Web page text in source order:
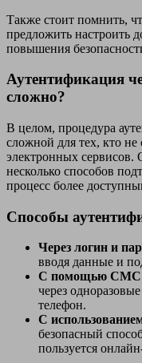
Также стоит помнить,
предложить настроить
повышения
Аутентификация
сложно?
В целом, процедура
сложной для тех, кто не
электронных сервисов.
несколько способов
процесс более
Способы
Через логин и
вводя данные и
С помощью
через
телефон.
С
безопасный
пользуется